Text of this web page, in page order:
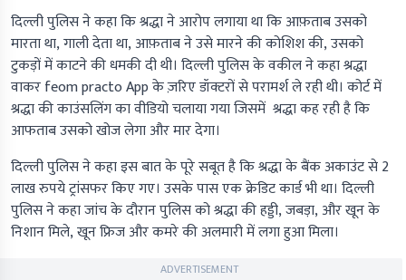
दिल्ली पुलिस ने कहा कि श्रद्धा ने आरोप लगाया था कि आफ़ताब उसको
मारता था, गाली देता था, आफ़ताब ने उसे मारने की कोशिश की, उसको
टुकड़ों में काटने की धमकी दी थी। दिल्ली पुलिस के वकील ने कहा श्रद्धा
वाकर feom practo App के ज़रिए डॉक्टरों से परामर्श ले रही थी। कोर्ट में
श्रद्धा की काउंसलिंग का वीडियो चलाया गया जिसमें श्रद्धा कह रही है कि
आफताब उसको खोज लेगा और मार देगा।
दिल्ली पुलिस ने कहा इस बात के पूरे सबूत है कि श्रद्धा के बैंक अकाउंट से 2
लाख रुपये ट्रांसफर किए गए। उसके पास एक क्रेडिट कार्ड भी था। दिल्ली
पुलिस ने कहा जांच के दौरान पुलिस को श्रद्धा की हड्डी, जबड़ा, और खून के
निशान मिले, खून फ्रिज और कमरे की अलमारी में लगा हुआ मिला।
ADVERTISEMENT